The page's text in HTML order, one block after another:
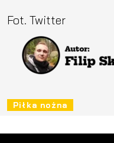
Fot. Twitter
Piłka nożna